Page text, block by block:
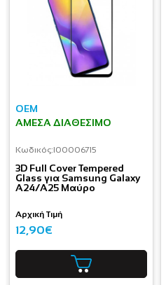
OEM
ΆΜΕΣΑ ΔΙΑΘΈΣΙΜΟ
Κωδικός:I00006715
3D Full Cover Tempered
Glass για Samsung Galaxy
A24/A25 Μαύρο
Αρχική Τιμή
12,90€